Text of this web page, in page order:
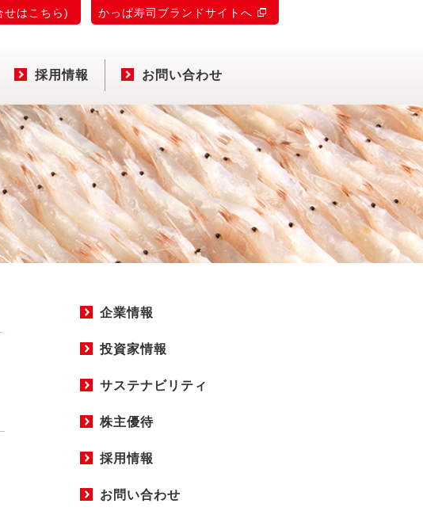
採用情報 お問い合わせ
せはこちら) かっぱ寿司ブランドサイトへ
企業情報
投資家情報
サステナビリティ
株主優待
採用情報
お問い合わせ